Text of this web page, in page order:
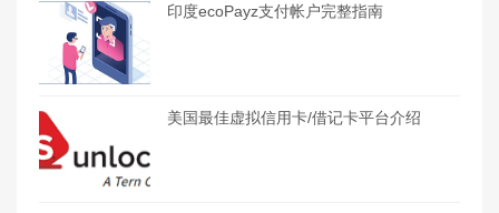
印度ecoPayz支付帐户完整指南
美国最佳虚拟信用卡/借记卡平台介绍